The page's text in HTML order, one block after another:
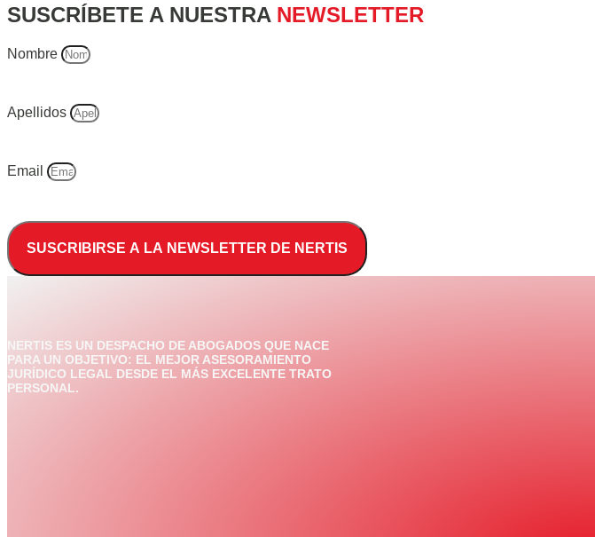
SUSCRÍBETE A NUESTRA NEWSLETTER
Nombre
Apellidos
Email
SUSCRIBIRSE A LA NEWSLETTER DE NERTIS
NERTIS ES UN DESPACHO DE ABOGADOS QUE NACE
PARA UN OBJETIVO: EL MEJOR ASESORAMIENTO
JURÍDICO LEGAL DESDE EL MÁS EXCELENTE TRATO
PERSONAL.